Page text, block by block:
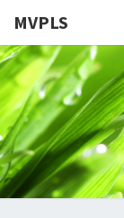
MVPLS